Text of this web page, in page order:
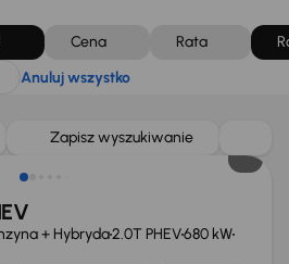
Cena Rata
Anuluj wszystko
Zapisz wyszukiwanie
+ Hybryda2.0T PHEV680 kW